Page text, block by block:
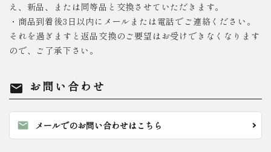
え、新品、または同等品と交換させていただきます。
・商品到着後3日以内にメールまたは電話でご連絡ください。
それを過ぎますと返品交換のご要望はお受けできなくなります
ので、ご了承下さい。
mail お問い合わせ
mail メールでのお問い合わせはこちら